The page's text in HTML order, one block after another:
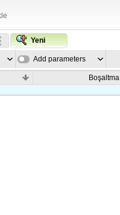
Yeni
Add parameters
Boşaltma